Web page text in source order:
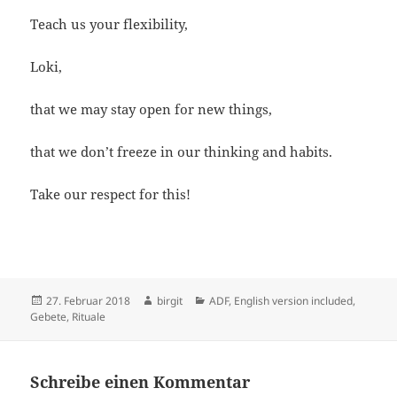
Teach us your flexibility,
Loki,
that we may stay open for new things,
that we don’t freeze in our thinking and habits.
Take our respect for this!
Veröffentlicht
am
27. Februar 2018 Autor
birgit Kategorien
ADF, English version included,
Gebete, Rituale
Schreibe einen Kommentar